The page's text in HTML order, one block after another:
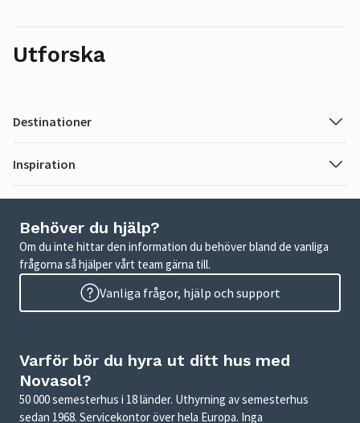
Utforska
Destinationer
Inspiration
Behöver du hjälp?
Om du inte hittar den information du behöver bland de vanliga
frågorna så hjälper vårt team gärna till.
Vanliga frågor, hjälp och support
Varför bör du hyra ut ditt hus med
Novasol?
50 000 semesterhus i 18 länder. Uthyrning av semesterhus
sedan 1968. Servicekontor över hela Europa. Inga